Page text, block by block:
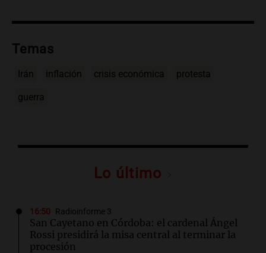
Temas
Irán inflación crisis económica protesta
guerra
Lo último
16:50 Radioinforme 3
San Cayetano en Córdoba: el cardenal Ángel
Rossi presidirá la misa central al terminar la
procesión